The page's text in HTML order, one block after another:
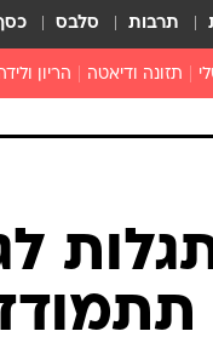
תרבות סלבס
מוצרים חדשים
ויטמינים
תרופות
תזונה ודיאטה הריון